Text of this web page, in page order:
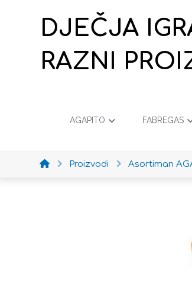
DJEČJA
RAZNI
AGAPITO FABREGAS
Proizvodi Asortiman